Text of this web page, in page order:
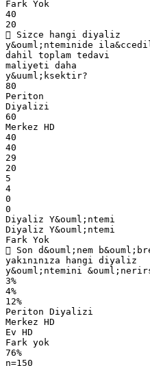
Fark Yok
40
20
 Sizce hangi diyaliz
y&ouml;nteminide
dahil toplam tedavi
maliyeti daha
y&uuml;ksektir?
80
Periton
Diyalizi
60
Merkez HD
40
40
29
20
5
4
0
0
Diyaliz Y&ouml;ntemi
Diyaliz Y&ouml;ntemi
Fark Yok
 Son d&ouml;nem
yakınınıza hangi diyaliz
y&ouml;ntemini
3%
4%
12%
Periton Diyalizi
Merkez HD
Ev HD
Fark yok
76%
n=150